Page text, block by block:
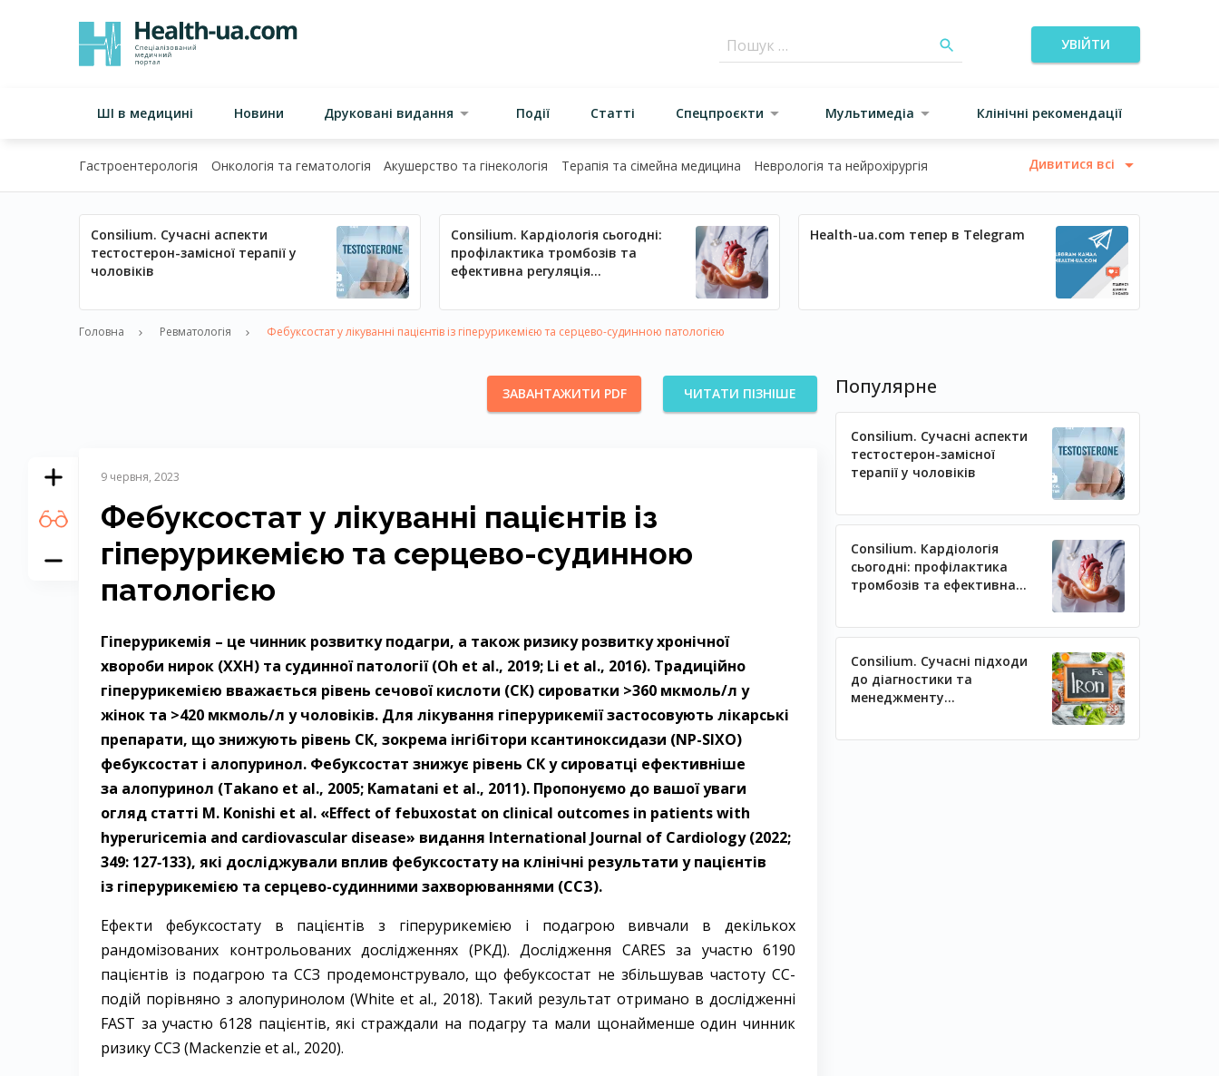
УВІЙТИ
ШІ в медицині Новини Друковані видання Події Статті Спецпроєкти Мультимедіа Клінічні рекомендації
Гастроентерологія Онкологія та гематологія Акушерство та гінекологія Терапія та сімейна медицина Неврологія та нейрохірургія Дивитися всі
Consilium. Сучасні аспекти
тестостерон-замісної терапії у
чоловіків
Consilium. Кардіологія сьогодні:
профілактика тромбозів та
ефективна регуляція
Health-ua.com тепер в Telegram
Головна Ревматологія Фебуксостат у лікуванні пацієнтів із гіперурикемією та серцево-судинною патологією
ЗАВАНТАЖИТИ PDF ЧИТАТИ ПІЗНІШЕ
9 червня, 2023
Фебуксостат у лікуванні пацієнтів із
гіперурикемією та серцево-судинною
патологією
Гіперурикемія – ​це чинник розвитку подагри, а також ризику розвитку хронічної
хвороби нирок (ХХН) та судинної патології (Oh et al., 2019; Li et al., 2016). Традиційно
гіперурикемією вважається рівень сечової кислоти (СК) сироватки >360 мкмоль/л у
жінок та >420 мкмоль/л у чоловіків. Для лікування гіперурикемії застосовують лікарські
препарати, що знижують рівень СК, зокрема інгібітори ксантиноксидази (NP-SIXO)
фебуксостат і алопуринол. Фебуксостат знижує рівень СК у сироватці ефективніше
за алопуринол (Takano et al., 2005; Kamatani et al., 2011). Пропонуємо до вашої уваги
огляд статті М. Konishi et al. «Effect of febuxostat on clinical outcomes in patients with
hyperuricemia and cardiovascular disease» видання International Journal of Cardiology (2022;
349: 127‑133), які досліджували вплив фебуксостату на клінічні результати у пацієнтів
із гіперурикемією та серцево-судинними захворюваннями (ССЗ).
Ефекти фебуксостату в пацієнтів з гіперурике­мією і подагрою вивчали в декількох
рандомізованих контрольованих дослід­жен­нях (РКД). Дослід­жен­ня CARES за участю 6190
пацієнтів із подагрою та ССЗ продемонструвало, що фебуксостат не збільшував частоту СС-
подій порівняно з алопуринолом (White et al., 2018). Такий результат отримано в дослід­жен­ні
FAST за участю 6128 пацієнтів, які страждали на подагру та мали щонайменше один чинник
ризику ССЗ (Mackenzie et al., 2020).
Популярне
Consilium. Сучасні аспекти
тестостерон-замісної
терапії у чоловіків
Consilium. Кардіологія
сьогодні: профілактика
тромбозів та ефективна
Consilium. Сучасні підходи
до діагностики та
менеджменту